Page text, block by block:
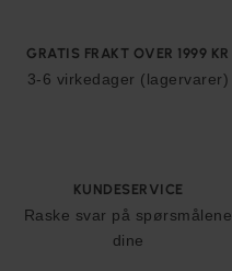
GRATIS FRAKT OVER 1999 KR
3-6 virkedager (lagervarer)
KUNDESERVICE
Raske svar på spørsmålene
dine